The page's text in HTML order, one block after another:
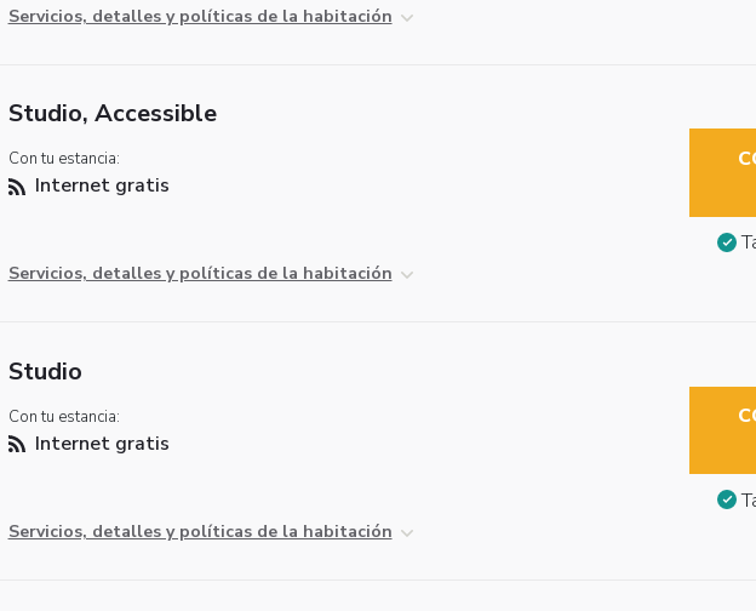
Servicios, detalles y políticas de la habitación
Studio, Accessible
Con tu estancia:
Internet gratis
Servicios, detalles y políticas de la habitación
Studio
Con tu estancia:
Internet gratis
Servicios, detalles y políticas de la habitación